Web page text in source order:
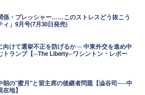
係・プレッシャー……このストレスどう抜こう
ィ」9月号(7月30日発売)
向けて選挙不正を防げるか ─ 中東外交を進め中
トランプ【─The Liberty─ワシントン・レポー
朝の"蜜月"と習主席の後継者問題【澁谷司──中
地】